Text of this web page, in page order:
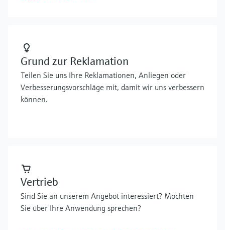
Grund zur Reklamation
Teilen Sie uns Ihre Reklamationen, Anliegen oder
Verbesserungsvorschläge mit, damit wir uns verbessern
können.
Vertrieb
Sind Sie an unserem Angebot interessiert? Möchten
Sie über Ihre Anwendung sprechen?